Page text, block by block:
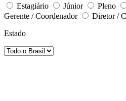
Estagiário Júnior Pleno
Gerente / Coordenador
Diretor /
Estado